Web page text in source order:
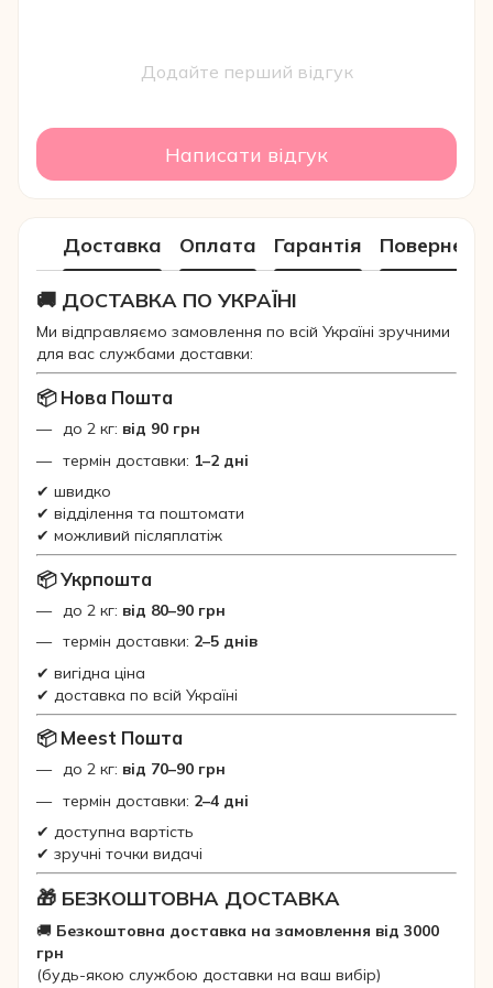
Додайте перший відгук
Написати відгук
Доставка Оплата Гарантія
🚚 ДОСТАВКА ПО УКРАЇНІ
Ми відправляємо замовлення по всій Україні зручними
для вас службами доставки:
📦 Нова Пошта
до 2 кг: від 90 грн
термін доставки: 1–2 дні
✔ швидко
✔ відділення та поштомати
✔ можливий післяплатіж
📦 Укрпошта
до 2 кг: від 80–90 грн
термін доставки: 2–5 днів
✔ вигідна ціна
✔ доставка по всій Україні
📦 Meest Пошта
до 2 кг: від 70–90 грн
термін доставки: 2–4 дні
✔ доступна вартість
✔ зручні точки видачі
🎁 БЕЗКОШТОВНА ДОСТАВКА
🚚 Безкоштовна доставка на замовлення від 3000
грн
(будь-якою службою доставки на ваш вибір)